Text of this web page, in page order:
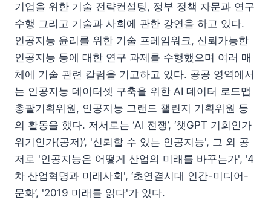
기업을 위한 기술 전략컨설팅, 정부 정책 자문과 연구
수행 그리고 기술과 사회에 관한 강연을 하고 있다.
인공지능 윤리를 위한 기술 프레임워크, 신뢰가능한
인공지능 등에 대한 연구 과제를 수행했으며 여러 매
체에 기술 관련 칼럼을 기고하고 있다. 공공 영역에서
는 인공지능 데이터셋 구축을 위한 AI 데이터 로드맵
총괄기획위원, 인공지능 그랜드 챌린지 기획위원 등
의 활동을 했다. 저서로는 ‘AI 전쟁’, ‘챗GPT 기회인가
위기인가(공저)’, '신뢰할 수 있는 인공지능', 그 외 공
저로 '인공지능은 어떻게 산업의 미래를 바꾸는가', '4
차 산업혁명과 미래사회', ‘초연결시대 인간-미디어-
문화’, '2019 미래를 읽다'가 있다.